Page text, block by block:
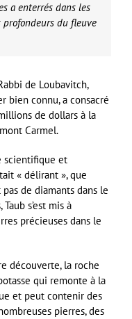
a enterrés dans les
du fleuve
de Loubavitch,
bien connu, a consacré
de dollars à la
Carmel.
scientifique et
« délirant », que
pas de diamants dans le
s’est mis à
précieuses dans le
découverte, la roche
qui remonte à la
et peut contenir des
pierres, des